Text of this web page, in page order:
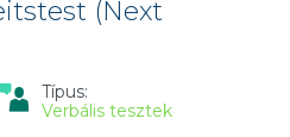
(Next
Típus:
Verbális tesztek